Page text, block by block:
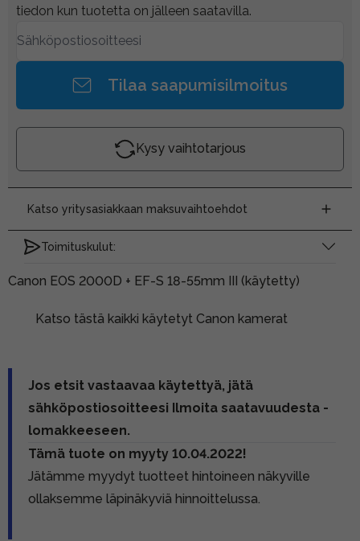
tiedon kun tuotetta on jälleen saatavilla.
Tilaa saapumisilmoitus
Kysy vaihtotarjous
Katso yritysasiakkaan maksuvaihtoehdot
Toimituskulut:
Canon EOS 2000D + EF-S 18-55mm III (käytetty)
Katso tästä kaikki käytetyt Canon kamerat
Jos etsit vastaavaa käytettyä, jätä
sähköpostiosoitteesi Ilmoita saatavuudesta -
lomakkeeseen.
Tämä tuote on myyty 10.04.2022!
Jätämme myydyt tuotteet hintoineen näkyville
ollaksemme läpinäkyviä hinnoittelussa.